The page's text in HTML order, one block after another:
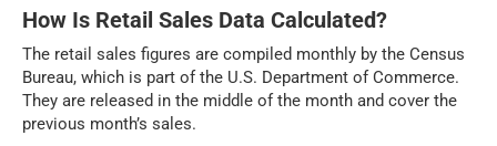
How Is Retail Sales Data Calculated?
The retail sales figures are compiled monthly by the Census
Bureau, which is part of the U.S. Department of Commerce.
They are released in the middle of the month and cover the
previous month’s sales.